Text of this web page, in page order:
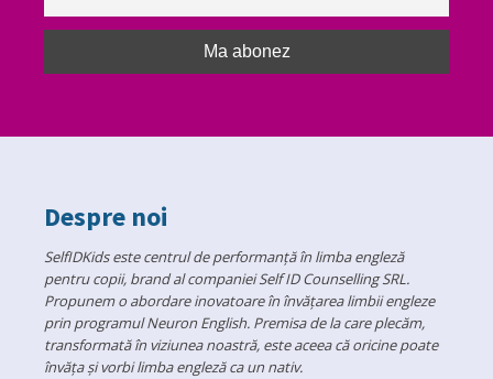
Despre noi
SelfIDKids este centrul de performanță în limba engleză
pentru copii, brand al companiei Self ID Counselling SRL.
Propunem o abordare inovatoare în învățarea limbii engleze
prin programul Neuron English. Premisa de la care plecăm,
transformată în viziunea noastră, este aceea că oricine poate
învăța și vorbi limba engleză ca un nativ.